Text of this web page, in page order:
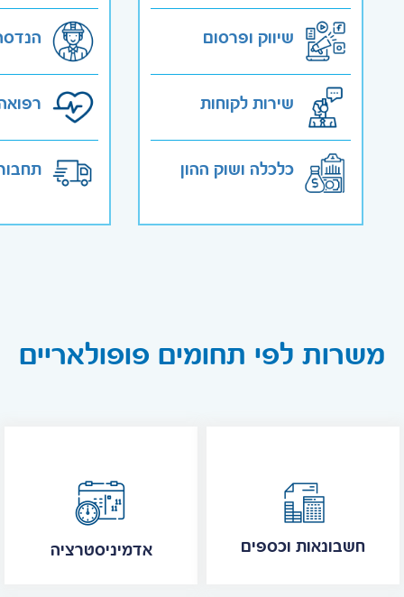
שיווק ופרסום
שירות לקוחות
כלכלה ושוק ההון
משרות לפי תחומים פופולאריים
אדמיניסטרציה חשבונאות וכספים